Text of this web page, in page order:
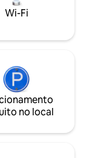
elevador,
vários
proximidades,
Wi-Fi
no local